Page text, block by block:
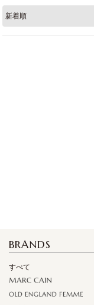
BRANDS
すべて